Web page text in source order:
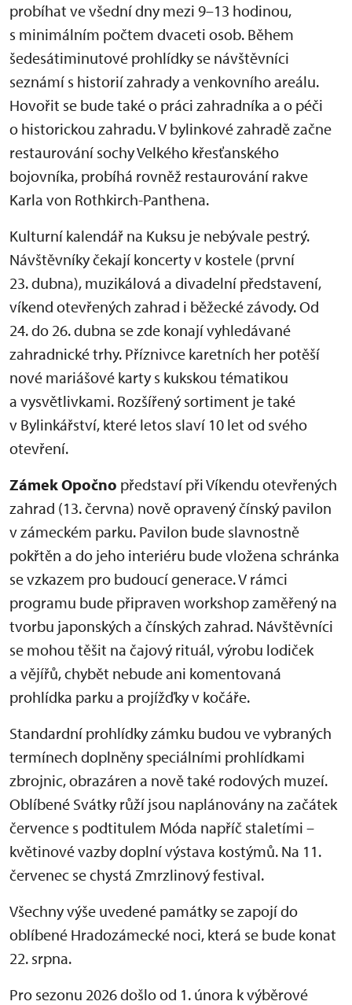
probíhat ve všední dny mezi 9–13 hodinou,
s minimálním počtem dvaceti osob. Během
šedesátiminutové prohlídky se návštěvníci
seznámí s historií zahrady a venkovního areálu.
Hovořit se bude také o práci zahradníka a o péči
o historickou zahradu. V bylinkové zahradě začne
restaurování sochy Velkého křesťanského
bojovníka, probíhá rovněž restaurování rakve
Karla von Rothkirch-Panthena.
Kulturní kalendář na Kuksu je nebývale pestrý.
Návštěvníky čekají koncerty v kostele (první
23. dubna), muzikálová a divadelní představení,
víkend otevřených zahrad i běžecké závody. Od
24. do 26. dubna se zde konají vyhledávané
zahradnické trhy. Příznivce karetních her potěší
nové mariášové karty s kukskou tématikou
a vysvětlivkami. Rozšířený sortiment je také
v Bylinkářství, které letos slaví 10 let od svého
otevření.
Zámek Opočno představí při Víkendu otevřených
zahrad (13. června) nově opravený čínský pavilon
v zámeckém parku. Pavilon bude slavnostně
pokřtěn a do jeho interiéru bude vložena schránka
se vzkazem pro budoucí generace. V rámci
programu bude připraven workshop zaměřený na
tvorbu japonských a čínských zahrad. Návštěvníci
se mohou těšit na čajový rituál, výrobu lodiček
a vějířů, chybět nebude ani komentovaná
prohlídka parku a projížďky v kočáře.
Standardní prohlídky zámku budou ve vybraných
termínech doplněny speciálními prohlídkami
zbrojnic, obrazáren a nově také rodových muzeí.
Oblíbené Svátky růží jsou naplánovány na začátek
července s podtitulem Móda napříč staletími –
květinové vazby doplní výstava kostýmů. Na 11.
červenec se chystá Zmrzlinový festival.
Všechny výše uvedené památky se zapojí do
oblíbené Hradozámecké noci, která se bude konat
22. srpna.
Pro sezonu 2026 došlo od 1. února k výběrové